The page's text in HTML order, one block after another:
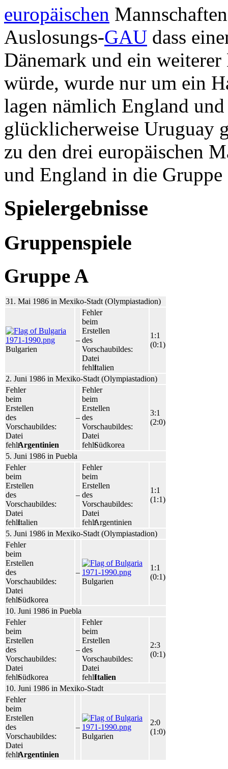
europäischen
Auslosungs-GAU dass
Dänemark und ein
würde, wurde nur um ein
lagen nämlich England
glücklicherweise Uruguay
zu den drei europäischen
und England in die
Spielergebnisse
Gruppenspiele
Gruppe A
31. Mai 1986 in Mexiko-Stadt (Olympiastadion)
Bulgarien
–
Fehler
beim
Erstellen
des
Vorschaubildes:
Datei
fehltItalien
1:1
(0:1)
2. Juni 1986 in Mexiko-Stadt (Olympiastadion)
Fehler
beim
Erstellen
des
Vorschaubildes:
Datei
fehltArgentinien
–
Fehler
beim
Erstellen
des
Vorschaubildes:
Datei
fehltSüdkorea
3:1
(2:0)
5. Juni 1986 in Puebla
Fehler
beim
Erstellen
des
Vorschaubildes:
Datei
fehltItalien
–
Fehler
beim
Erstellen
des
Vorschaubildes:
Datei
fehltArgentinien
1:1
(1:1)
5. Juni 1986 in Mexiko-Stadt (Olympiastadion)
Fehler
beim
Erstellen
des
Vorschaubildes:
Datei
fehltSüdkorea
–
Bulgarien
1:1
(0:1)
10. Juni 1986 in Puebla
Fehler
beim
Erstellen
des
Vorschaubildes:
Datei
fehltSüdkorea
–
Fehler
beim
Erstellen
des
Vorschaubildes:
Datei
fehltItalien
2:3
(0:1)
10. Juni 1986 in Mexiko-Stadt
Fehler
beim
Erstellen
des
Vorschaubildes:
Datei
fehltArgentinien
–
Bulgarien
2:0
(1:0)